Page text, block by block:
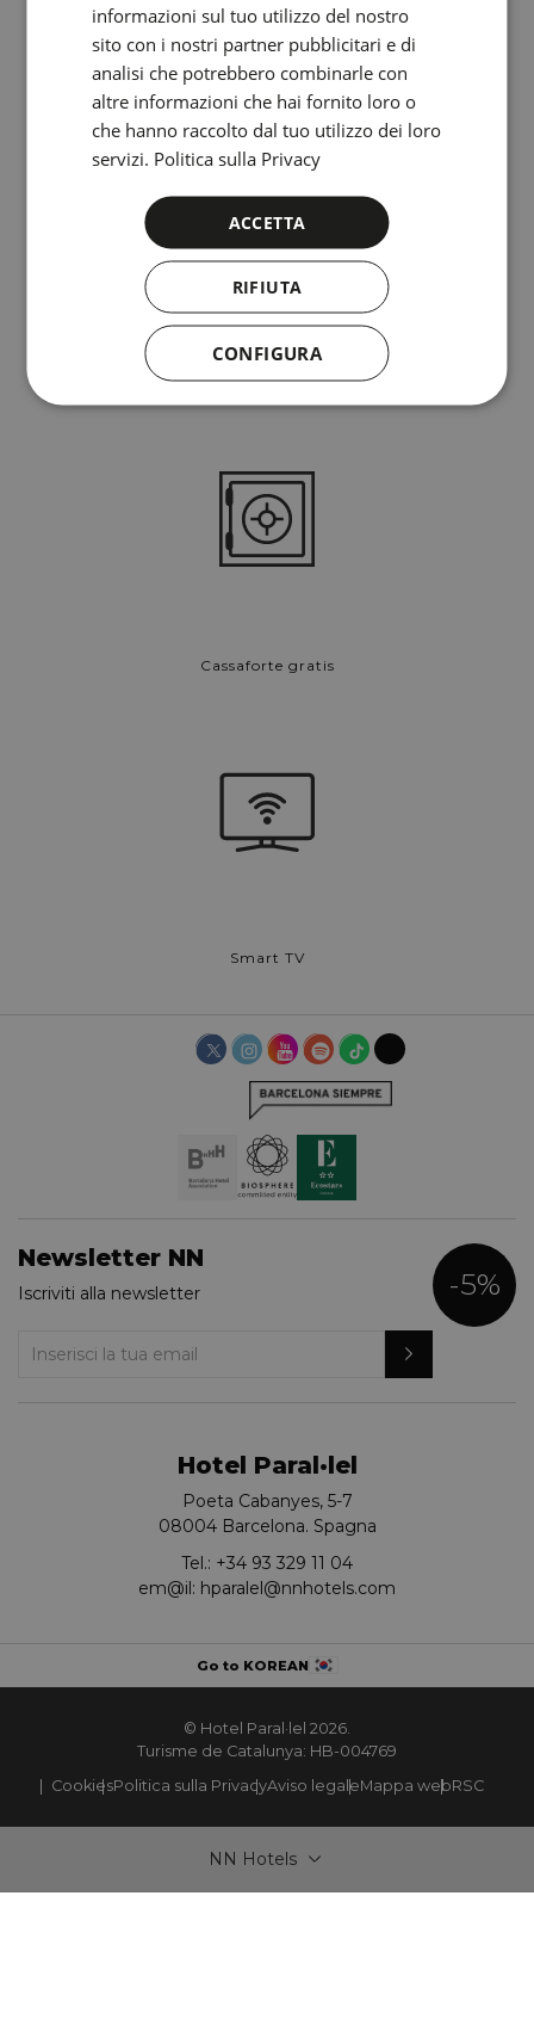
Climatizzazione individuale
Connessione gratis alla rete Wi-Fi
Cassaforte gratis
Smart TV
Hotel Paral·lel
Poeta Cabanyes, 5-7
08004 Barcelona. Spagna
Tel.: +34 93 329 11 04
em@il: hparalel@nnhotels.com
Newsletter NN
Iscriviti alla newsletter -5%
Go to KOREAN
© Hotel Paral·lel 2026.
Turisme de Catalunya: HB-004769
CookiesPolitica sulla PrivacyAviso legaleMappa webRSC
NN Hotels
FRENCH
ITALIAN
RUSSIAN
informazioni sul tuo utilizzo del nostro
sito con i nostri partner pubblicitari e di
analisi che potrebbero combinarle con
altre informazioni che hai fornito loro o
che hanno raccolto dal tuo utilizzo dei loro
servizi. Politica sulla Privacy
ACCETTA
RIFIUTA
CONFIGURA